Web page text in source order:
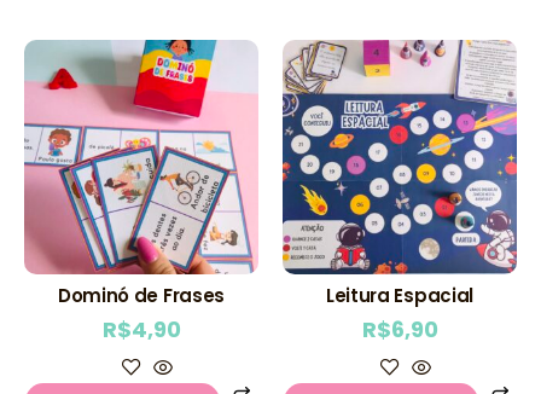
Dominó de Frases
R$4,90
Leitura Espacial
R$6,90